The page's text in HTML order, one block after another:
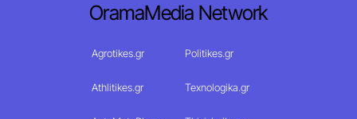
OramaMedia Network
Agrotikes.gr Politikes.gr
Athlitikes.gr Texnologika.gr